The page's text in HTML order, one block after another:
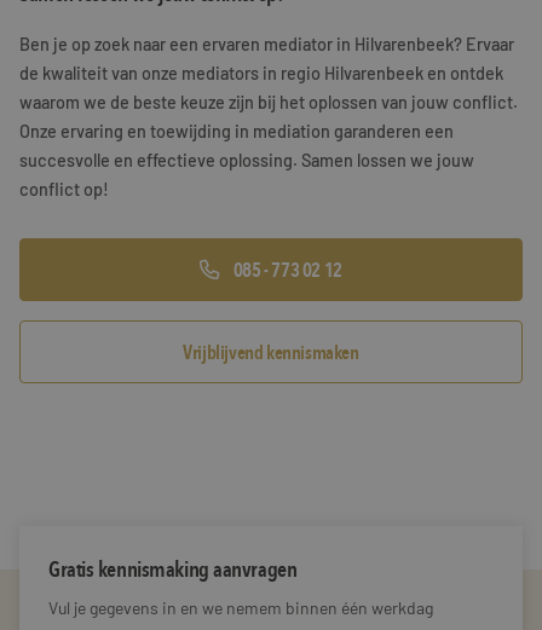
Training & Leiderschap
Referenties
Gratis folder
Ben je op zoek naar een ervaren mediator in Hilvarenbeek? Ervaar
de kwaliteit van onze mediators in regio Hilvarenbeek en ontdek
waarom we de beste keuze zijn bij het oplossen van jouw conflict.
Onze ervaring en toewijding in mediation garanderen een
succesvolle en effectieve oplossing. Samen lossen we jouw
conflict op!
085 - 773 02 12
Vrijblijvend kennismaken
Gratis kennismaking aanvragen
Vul je gegevens in en we nemem binnen één werkdag